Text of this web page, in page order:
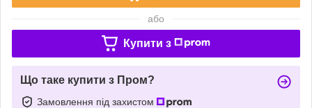
або
Купити з
Що таке купити з Пром?
Замовлення під захистом